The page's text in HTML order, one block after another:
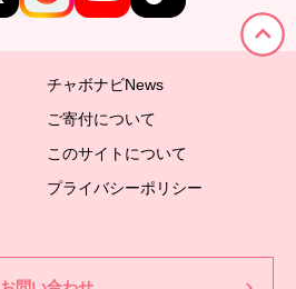
チャボナビNews
ご寄付について
このサイトについて
プライバシーポリシー